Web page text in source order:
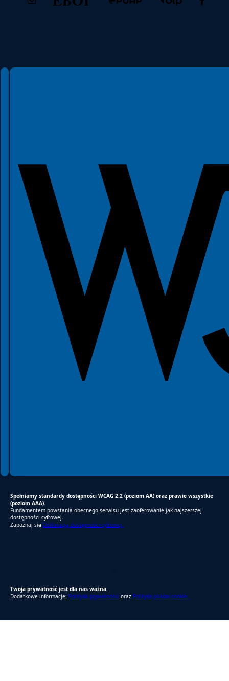
Spełniamy standardy WCAG 2.2
Spełniamy standardy W3C
Spełniamy standardy dostępności WCAG 2.2 (poziom AA) oraz prawie wszystkie
(poziom AAA).
Fundamentem powstania obecnego serwisu jest zaoferowanie jak najszerszej
dostępności cyfrowej.
Zapoznaj się Deklaracją dostępności cyfrowej.
Twoja prywatność jest dla nas ważna.
Dodatkowe informacje: Polityka prywatności oraz Polityka plików cookie.